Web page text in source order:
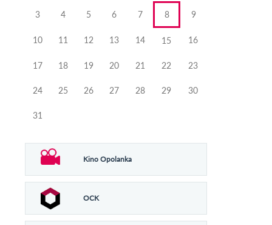
3 4 5 6 7 8 9
10 11 12 13 14 15 16
17 18 19 20 21 22 23
24 25 26 27 28 29 30
31
Kino Opolanka
OCK